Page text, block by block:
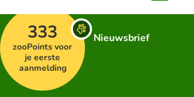
333
zooPoints voor
je eerste
aanmelding
Nieuwsbrief